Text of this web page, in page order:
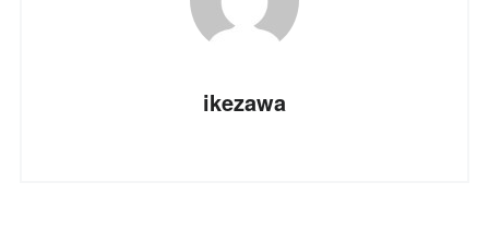
ikezawa